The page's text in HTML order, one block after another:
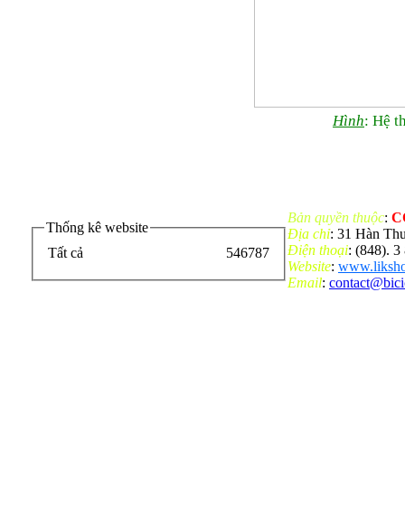
Hình: Hệ
Thống kê website
Tất cả
546787
Bản quyền thuộc:
Địa chỉ: 31 Hàn
Điện thoại: (848).
Website:
Email: